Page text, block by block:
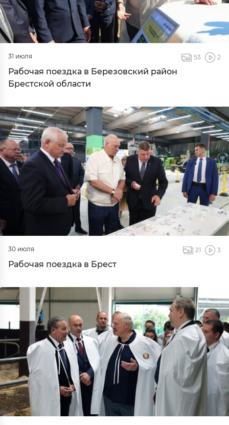
31 июля 53 2
Рабочая поездка в Березовский район
Брестской области
30 июля 21 3
Рабочая поездка в Брест